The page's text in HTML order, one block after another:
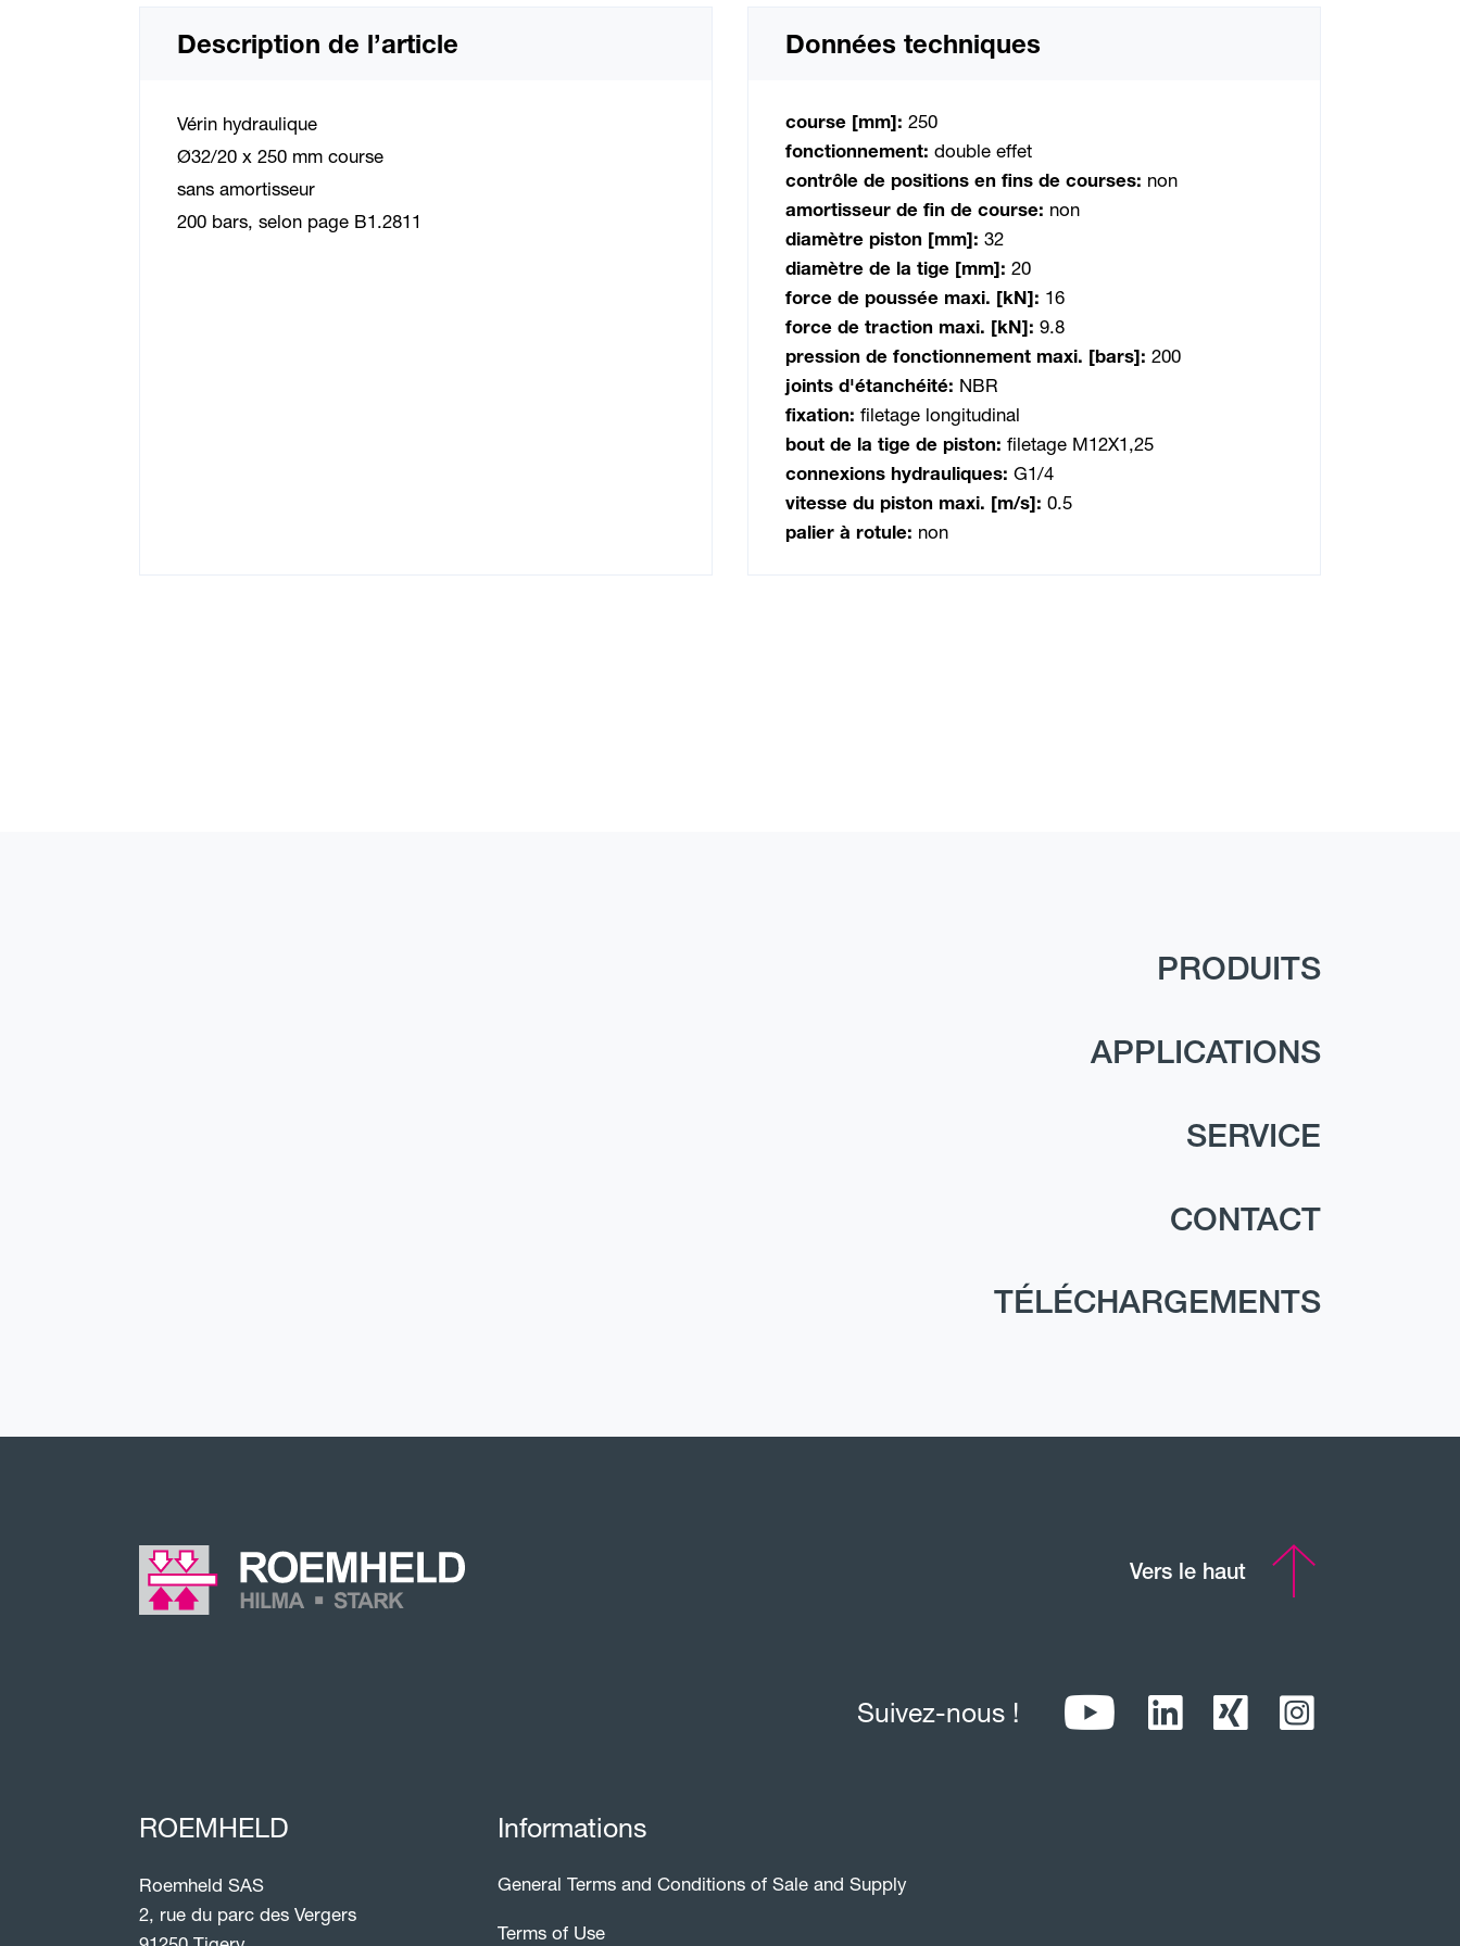
Description de l’article
Vérin hydraulique
Ø32/20 x 250 mm course
sans amortisseur
200 bars, selon page B1.2811
Données techniques
course [mm]: 250
fonctionnement: double effet
contrôle de positions en fins de courses: non
amortisseur de fin de course: non
diamètre piston [mm]: 32
diamètre de la tige [mm]: 20
force de poussée maxi. [kN]: 16
force de traction maxi. [kN]: 9.8
pression de fonctionnement maxi. [bars]: 200
joints d'étanchéité: NBR
fixation: filetage longitudinal
bout de la tige de piston: filetage M12X1,25
connexions hydrauliques: G1/4
vitesse du piston maxi. [m/s]: 0.5
palier à rotule: non
PRODUITS
APPLICATIONS
SERVICE
CONTACT
TÉLÉCHARGEMENTS
Vers le haut
Suivez-nous !
ROEMHELD
Roemheld SAS
2, rue du parc des Vergers
Informations
General Terms and Conditions of Sale and Supply
Terms of Use